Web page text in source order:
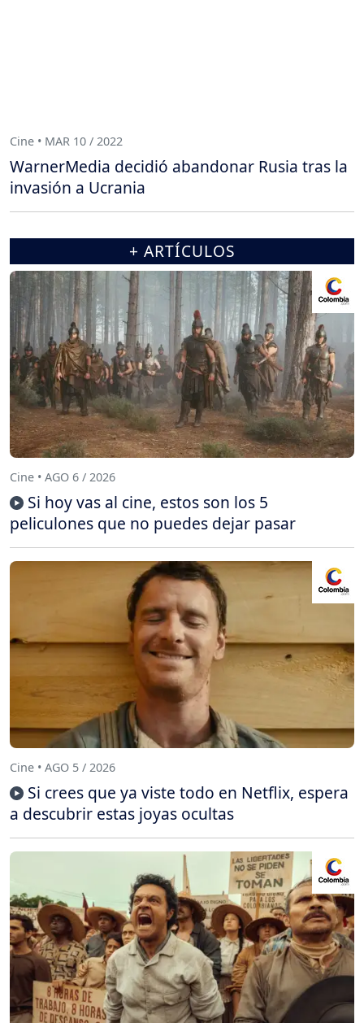
Cine • MAR 10 / 2022
WarnerMedia decidió abandonar Rusia tras la
invasión a Ucrania
+ ARTÍCULOS
Cine • AGO 6 / 2026
Si hoy vas al cine, estos son los 5
peliculones que no puedes dejar pasar
Cine • AGO 5 / 2026
Si crees que ya viste todo en Netflix, espera
a descubrir estas joyas ocultas